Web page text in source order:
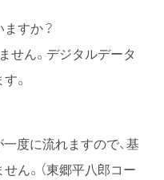
すか？
せん。デジタルデータ
。
度に流れますので、基
ん。（東郷平八郎コー